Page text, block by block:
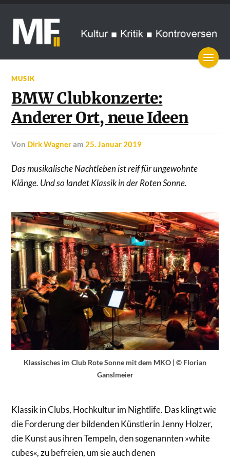
MUSIK
BMW Clubkonzerte:
Anderer Ort, neue Ideen
von Dirk Wagneram 25. Januar 2019
Das musikalische Nachtleben ist reif für ungewohnte
Klänge. Und so landet Klassik in der Roten Sonne.
Klassisches im Club Rote Sonne mit dem MKO | © Florian
Ganslmeier
Klassik in Clubs, Hochkultur im Nightlife. Das klingt wie
die Forderung der bildenden Künstlerin Jenny Holzer,
die Kunst aus ihren Tempeln, den sogenannten »white
cubes«, zu befreien, um sie auch denen